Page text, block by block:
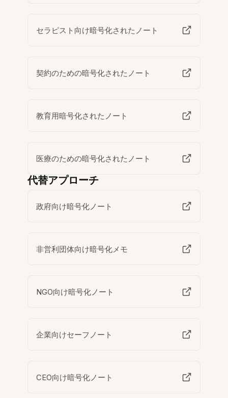
セラピスト向け暗号化されたノート
契約のための暗号化されたノート
教育用暗号化されたノート
医療のための暗号化されたノート
代替アプローチ
政府向け暗号化ノート
非営利団体向け暗号化メモ
NGO向け暗号化ノート
企業向けセーフノート
CEO向け暗号化ノート